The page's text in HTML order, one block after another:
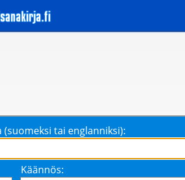
(suomeksi tai englanniksi):
Käännös: